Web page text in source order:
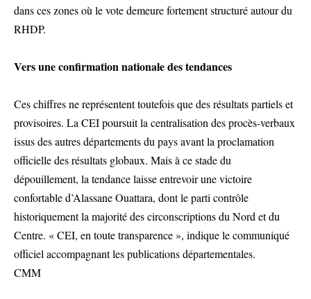
dans ces zones où le vote demeure fortement structuré autour du
RHDP.
Vers une confirmation nationale des tendances
Ces chiffres ne représentent toutefois que des résultats partiels et
provisoires. La CEI poursuit la centralisation des procès-verbaux
issus des autres départements du pays avant la proclamation
officielle des résultats globaux. Mais à ce stade du
dépouillement, la tendance laisse entrevoir une victoire
confortable d’Alassane Ouattara, dont le parti contrôle
historiquement la majorité des circonscriptions du Nord et du
Centre. « CEI, en toute transparence », indique le communiqué
officiel accompagnant les publications départementales.
CMM